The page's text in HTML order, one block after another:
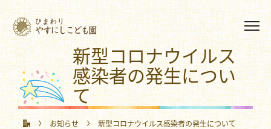
新型コロナウイルス
感染者の発生につい
て
お知らせ 新型コロナウイルス感染者の発生について